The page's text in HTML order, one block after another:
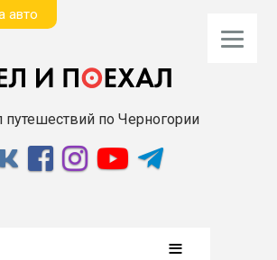
авто
по Черногории